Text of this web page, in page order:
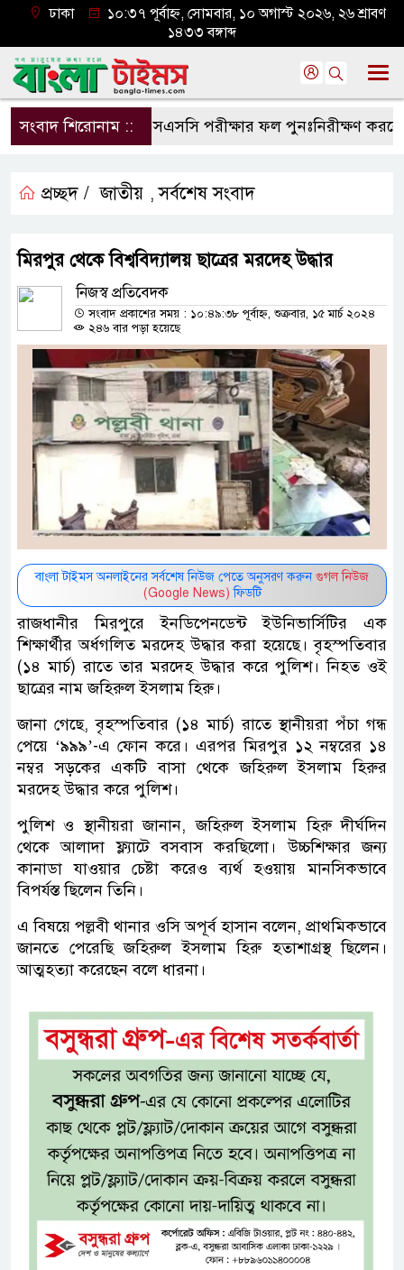
ঢাকা
১০:৩৭ পূর্বাহ্ন, সোমবার, ১০ অগাস্ট ২০২৬, ২৬ শ্রাবণ
১৪৩৩ বঙ্গাব্দ
সংবাদ শিরোনাম ::এসএসসি পরীক্ষার ফল পুনঃনিরীক্ষণ করবেন
প্রচ্ছদ / জাতীয় ,সর্বশেষ সংবাদ
মিরপুর থেকে বিশ্ববিদ্যালয় ছাত্রের মরদেহ উদ্ধার
নিজস্ব প্রতিবেদক
সংবাদ প্রকাশের সময় : ১০:৪৯:৩৮ পূর্বাহ্ন, শুক্রবার, ১৫ মার্চ ২০২৪
২৪৬ বার পড়া হয়েছে
বাংলা টাইমস অনলাইনের সর্বশেষ নিউজ পেতে অনুসরণ করুন গুগল নিউজ
(Google News) ফিডটি
রাজধানীর মিরপুরে ইনডিপেনডেন্ট ইউনিভার্সিটির এক
শিক্ষার্থীর অর্ধগলিত মরদেহ উদ্ধার করা হয়েছে। বৃহস্পতিবার
(১৪ মার্চ) রাতে তার মরদেহ উদ্ধার করে পুলিশ। নিহত ওই
ছাত্রের নাম জহিরুল ইসলাম হিরু।
জানা গেছে, বৃহস্পতিবার (১৪ মার্চ) রাতে স্থানীয়রা পঁচা গন্ধ
পেয়ে ‘৯৯৯’-এ ফোন করে। এরপর মিরপুর ১২ নম্বরের ১৪
নম্বর সড়কের একটি বাসা থেকে জহিরুল ইসলাম হিরুর
মরদেহ উদ্ধার করে পুলিশ।
পুলিশ ও স্থানীয়রা জানান, জহিরুল ইসলাম হিরু দীর্ঘদিন
থেকে আলাদা ফ্ল্যাটে বসবাস করছিলো। উচ্চশিক্ষার জন্য
কানাডা যাওয়ার চেষ্টা করেও ব্যর্থ হওয়ায় মানসিকভাবে
বিপর্যস্ত ছিলেন তিনি।
এ বিষয়ে পল্লবী থানার ওসি অপূর্ব হাসান বলেন, প্রাথমিকভাবে
জানতে পেরেছি জহিরুল ইসলাম হিরু হতাশাগ্রস্থ ছিলেন।
আত্মহত্যা করেছেন বলে ধারনা।